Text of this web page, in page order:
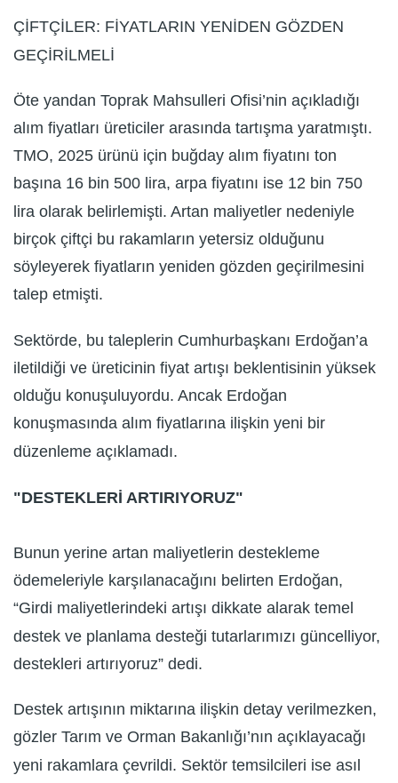
ÇİFTÇİLER: FİYATLARIN YENİDEN GÖZDEN
GEÇİRİLMELİ
Öte yandan Toprak Mahsulleri Ofisi’nin açıkladığı
alım fiyatları üreticiler arasında tartışma yaratmıştı.
TMO, 2025 ürünü için buğday alım fiyatını ton
başına 16 bin 500 lira, arpa fiyatını ise 12 bin 750
lira olarak belirlemişti. Artan maliyetler nedeniyle
birçok çiftçi bu rakamların yetersiz olduğunu
söyleyerek fiyatların yeniden gözden geçirilmesini
talep etmişti.
Sektörde, bu taleplerin Cumhurbaşkanı Erdoğan’a
iletildiği ve üreticinin fiyat artışı beklentisinin yüksek
olduğu konuşuluyordu. Ancak Erdoğan
konuşmasında alım fiyatlarına ilişkin yeni bir
düzenleme açıklamadı.
"DESTEKLERİ ARTIRIYORUZ"
Bunun yerine artan maliyetlerin destekleme
ödemeleriyle karşılanacağını belirten Erdoğan,
“Girdi maliyetlerindeki artışı dikkate alarak temel
destek ve planlama desteği tutarlarımızı güncelliyor,
destekleri artırıyoruz” dedi.
Destek artışının miktarına ilişkin detay verilmezken,
gözler Tarım ve Orman Bakanlığı’nın açıklayacağı
yeni rakamlara çevrildi. Sektör temsilcileri ise asıl